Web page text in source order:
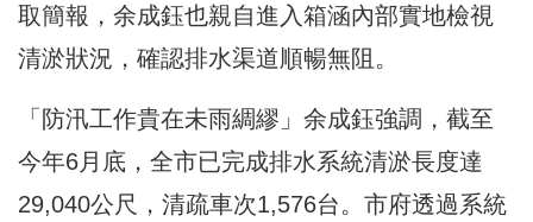
取簡報，余成鈺也親自進入箱涵內部實地檢視
清淤狀況，確認排水渠道順暢無阻。
「防汛工作貴在未雨綢繆」余成鈺強調，截至
今年6月底，全市已完成排水系統清淤長度達
29,040公尺，清疏車次1,576台。市府透過系統